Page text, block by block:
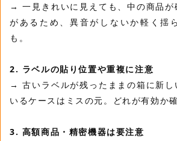
→ 一見きれいに見えても、中の商品が
があるため、異音がしないか軽く揺
も。
2. ラベルの貼り位置や重複に注意
→ 古いラベルが残ったままの箱に新し
いるケースはミスの元。どれが有効か確
3. 高額商品・精密機器は要注意